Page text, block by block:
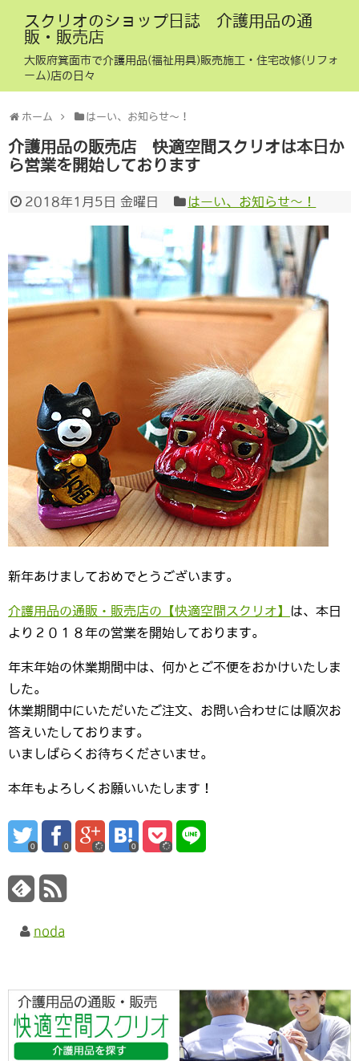
スクリオのショップ日誌 介護用品の通
販・販売店
大阪府箕面市で介護用品(福祉用具)販売施工・住宅改修(リフォ
ーム)店の日々
ホーム はーい、お知らせ〜！
介護用品の販売店 快適空間スクリオは本日か
ら営業を開始しております
2018年1月5日 金曜日 はーい、お知らせ〜！
新年あけましておめでとうございます。
介護用品の通販・販売店の【快適空間スクリオ】
は、本日
より２０１８年の営業を開始しております。
年末年始の休業期間中は、何かとご不便をおかけいたしま
した。
休業期間中にいただいたご注文、お問い合わせには順次お
答えいたしております。
いましばらくお待ちくださいませ。
本年もよろしくお願いいたします！
0 0 0
noda